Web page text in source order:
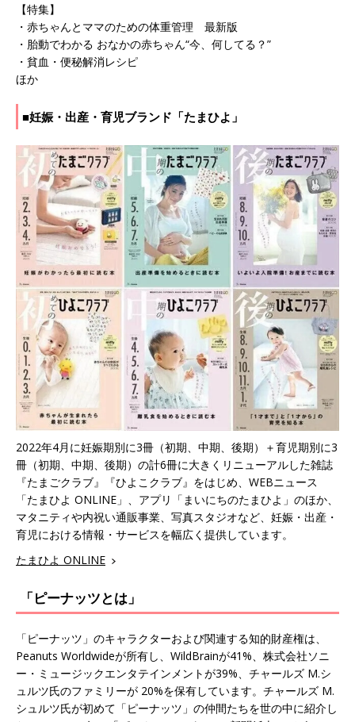
【特集】
・赤ちゃんとママのための体重管理 最新版
・胎動でわかる おなかの赤ちゃん“今、何してる？”
・貧血・便秘解消レシピ
ほか
■妊娠・出産・育児ブランド「たまひよ」
2022年4月に妊娠期別に3冊（初期、中期、後期）＋育児期別に3
冊（初期、中期、後期）の計6冊に大きくリニューアルした雑誌
『たまごクラブ』『ひよこクラブ』をはじめ、WEBニュース
「たまひよ ONLINE」、アプリ「まいにちのたまひよ」のほか、
マタニティや内祝い通販事業、写真スタジオなど、妊娠・出産・
育児における情報・サービスを幅広く提供しています。
たまひよ ONLINE
「ピーナッツとは」
「ピーナッツ」のキャラクターおよび関連する知的財産権は、
Peanuts Worldwideが所有し、WildBrainが41%、株式会社ソニ
ー・ミュージックエンタテインメントが39%、チャールズ M.シ
ュルツ氏のファミリーが 20%を保有しています。チャールズ M.
シュルツ氏が初めて「ピーナッツ」の仲間たちを世の中に紹介し